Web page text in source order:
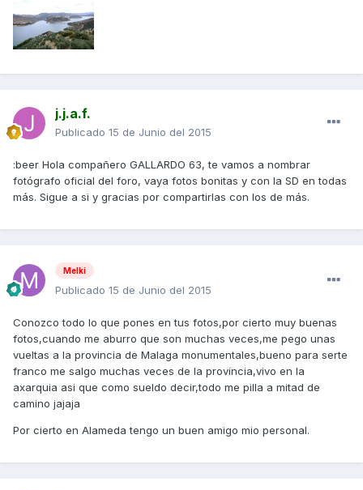
j.j.a.f.
Publicado 15 de Junio del 2015
:beer Hola compañero GALLARDO 63, te vamos a nombrar
fotógrafo oficial del foro, vaya fotos bonitas y con la SD en todas
más. Sigue a si y gracias por compartirlas con los de más.
Melki
Publicado 15 de Junio del 2015
Conozco todo lo que pones en tus fotos,por cierto muy buenas
fotos,cuando me aburro que son muchas veces,me pego unas
vueltas a la provincia de Malaga monumentales,bueno para serte
franco me salgo muchas veces de la provincia,vivo en la
axarquia asi que como sueldo decir,todo me pilla a mitad de
camino jajaja
Por cierto en Alameda tengo un buen amigo mio personal.